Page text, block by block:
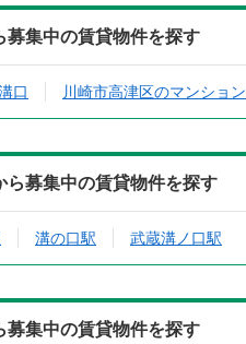
集中の賃貸物件を探す
口 川崎市高津区のマンション
募集中の賃貸物件を探す
溝の口駅 武蔵溝ノ口駅
集中の賃貸物件を探す